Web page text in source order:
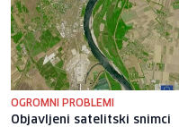
OGROMNI PROBLEMI
Objavljeni satelitski snimci